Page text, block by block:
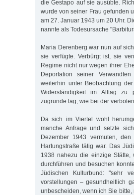
die Gestapo auf sie ausübte.
wurde von seiner Frau gefunden
am 27. Januar 1943 um 20 Uhr.
nannte als Todesursache
Maria Derenberg war nun auf
sie verfügte. Verbürgt ist, sie
Regime nicht nur wegen ihrer
Deportation seiner
weiterhin unter Beobachtung
Widerständigkeit im Alltag zu
zugrunde lag, wie bei der
Da sich im Viertel wohl
manche Anfrage und setzte
Dezember 1943 vermuten,
Hartungstraße tätig war. Das
1938 nahezu die einzige Stätte,
durchführen und besuchen
Jüdischen Kulturbund: "sehr
vorstellungen – gesundheitlich
unbescheiden, wenn ich Sie